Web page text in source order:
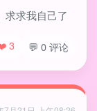
求我自己了
3 💬 0 评论